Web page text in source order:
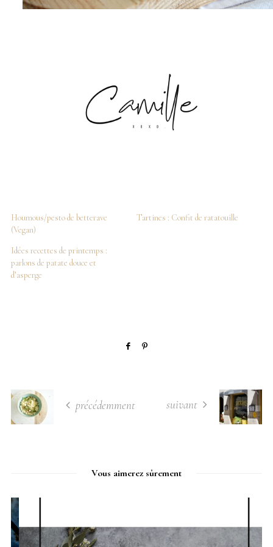
Houmous/pesto de betterave
(Vegan)
Tartines : Confit de ratatouille
Idées recettes de printemps :
parlons de patate douce et
d’asperge
précédemment suivant
Vous aimerez sûrement